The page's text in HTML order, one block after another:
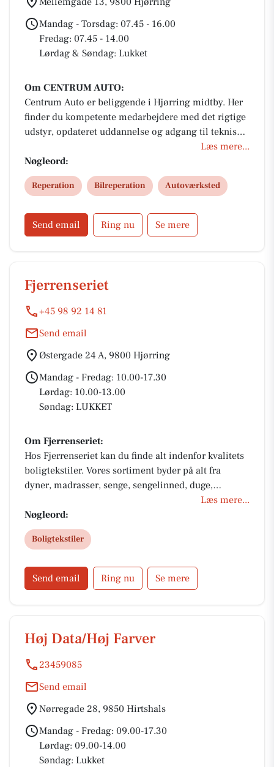
Mandag - Torsdag: 07.45 - 16.00
Fredag: 07.45 - 14.00
Lørdag & Søndag: Lukket
Om CENTRUM AUTO:
Centrum Auto er beliggende i Hjørring midtby. Her
finder du kompetente medarbejdere med det rigtige
udstyr, opdateret uddannelse og adgang til tekniske
data fra alle bilfabrikker – det giver mulighed for at
få din bil serviceret i garantiperioden og samtidig
beholde fabriksgarantien.
Læs mere...
Nøgleord:
Reperation Bilreperation Autoværksted
Send email Ring nu Se mere
Fjerrenseriet
+45 98 92 14 81
Send email
Østergade 24 A, 9800 Hjørring
Mandag - Fredag: 10.00-17.30
Lørdag: 10.00-13.00
Søndag: LUKKET
Om Fjerrenseriet:
Hos Fjerrenseriet kan du finde alt indenfor kvalitets
boligtekstiler. Vores sortiment byder på alt fra
dyner, madrasser, senge, sengelinned, duge,
håndklæder og gardiner.
Læs mere...
Nøgleord:
Boligtekstiler
Send email Ring nu Se mere
Høj Data/Høj Farver
23459085
Send email
Nørregade 28, 9850 Hirtshals
Mandag - Fredag: 09.00-17.30
Lørdag: 09.00-14.00
Søndag: Lukket